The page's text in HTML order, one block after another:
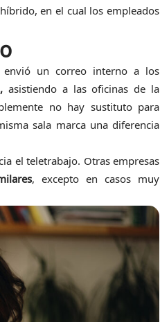
en el cual los empleados
envió un correo interno a los
asistiendo a las oficinas de la
no hay sustituto para
sala marca una diferencia
el teletrabajo. Otras empresas
, excepto en casos muy